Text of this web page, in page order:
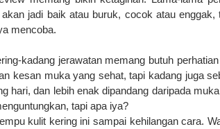
jadi baik atau buruk, cocok atau
mencoba.
kadang jerawatan memang butuh
kesan muka yang sehat, tapi kadang juga
hari, dan lebih enak dipandang daripada
tapi apa iya?
kulit kering ini sampai kehilangan cara.